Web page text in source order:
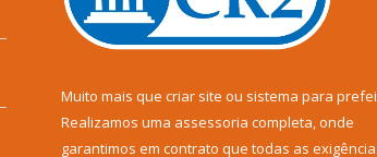
Muito mais que criar site ou sistema para
Realizamos uma assessoria completa, onde
garantimos em contrato que todas as